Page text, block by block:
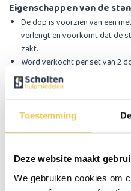
Toestemming
Deze website maakt
We gebruiken cookies om
Eigenschappen van de
De dop is voorzien van een
verlengt en voorkomt dat de
zakt.
Word verkocht per set van 2
Buisdiameter